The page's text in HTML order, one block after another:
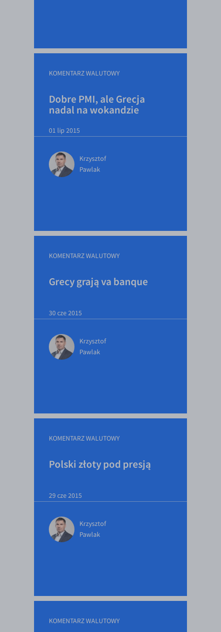
KOMENTARZ WALUTOWY
Dobre PMI, ale Grecja
nadal na wokandzie
01 lip 2015
Krzysztof
Pawlak
KOMENTARZ WALUTOWY
Grecy grają va banque
30 cze 2015
Krzysztof
Pawlak
KOMENTARZ WALUTOWY
Polski złoty pod presją
29 cze 2015
Krzysztof
Pawlak
KOMENTARZ WALUTOWY